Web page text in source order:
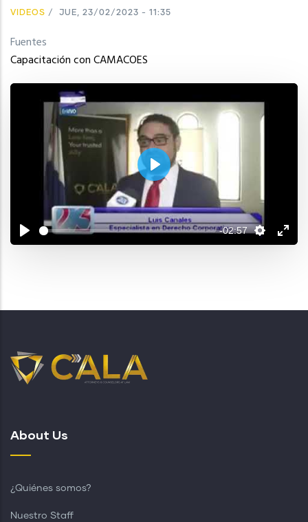
VIDEOS / JUE, 23/02/2023 - 11:35
Fuentes
Capacitación con CAMACOES
-02:57
Play
About Us
¿Quiénes somos?
Nuestro Staff